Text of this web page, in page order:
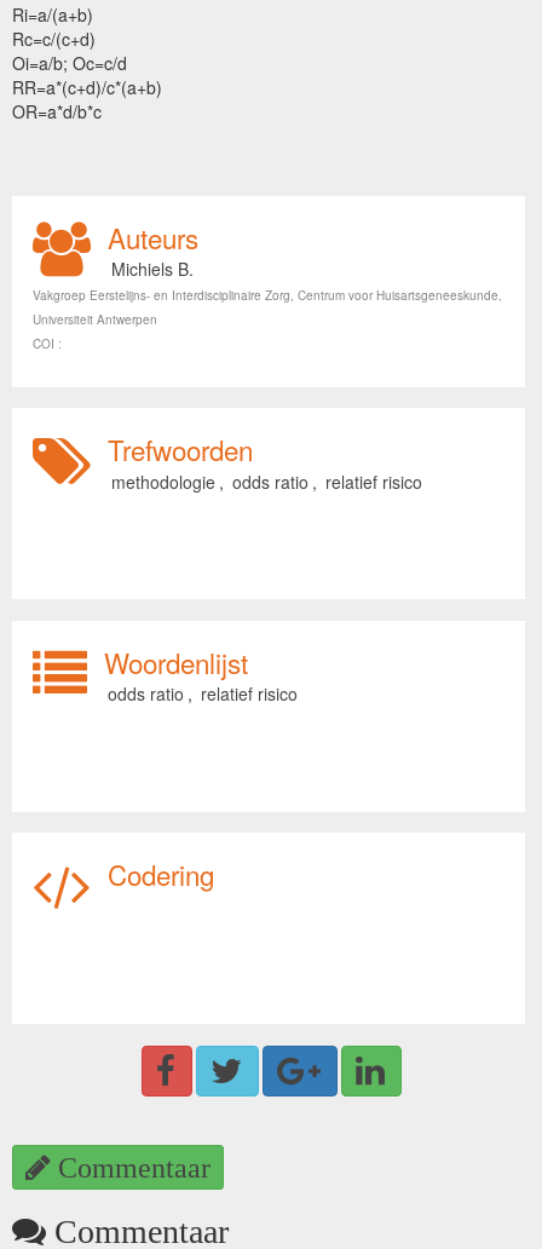
Ri=a/(a+b)
Rc=c/(c+d)
Oi=a/b; Oc=c/d
RR=a*(c+d)/c*(a+b)
OR=a*d/b*c
Auteurs
Michiels B.
Vakgroep Eerstelijns- en Interdisciplinaire Zorg, Centrum voor Huisartsgeneeskunde,
Universiteit Antwerpen
COI :
Trefwoorden
methodologie , odds ratio , relatief risico
Woordenlijst
odds ratio , relatief risico
Codering
Commentaar
Commentaar